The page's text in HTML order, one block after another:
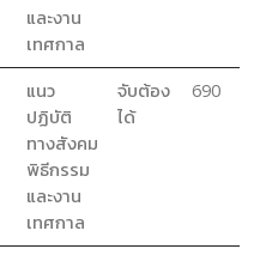
และงาน
เทศกาล
แนว
ปฏิบัติ
ทางสังคม
พิธีกรรม
และงาน
เทศกาล
จับต้อง
ได้
690